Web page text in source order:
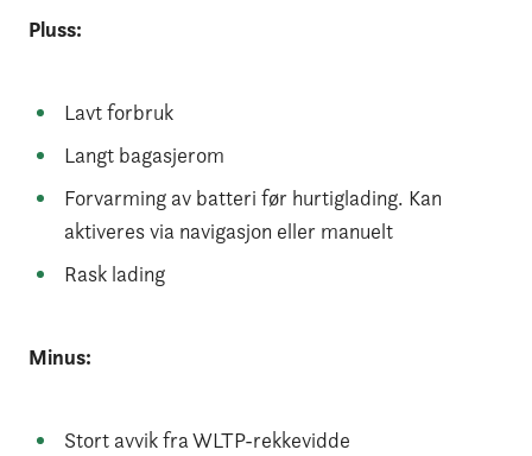
Pluss:
Lavt forbruk
Langt bagasjerom
Forvarming av batteri før hurtiglading. Kan
aktiveres via navigasjon eller manuelt
Rask lading
Minus:
Stort avvik fra WLTP-rekkevidde